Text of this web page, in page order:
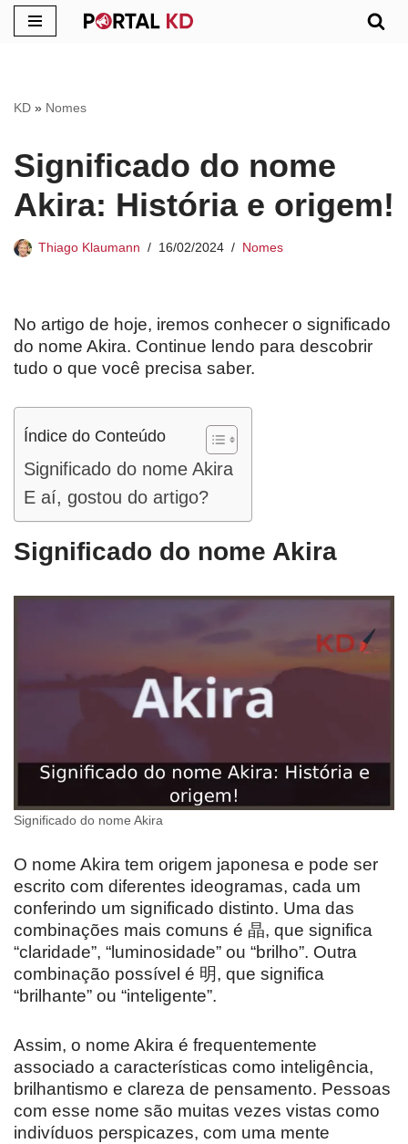
conteúdo
KD » Nomes
Significado do nome
Akira: História e origem!
Thiago Klaumann 16/02/2024 Nomes
No artigo de hoje, iremos conhecer o significado
do nome Akira. Continue lendo para descobrir
tudo o que você precisa saber.
Índice do Conteúdo
Significado do nome Akira
E aí, gostou do artigo?
Significado do nome Akira
Significado do nome Akira
O nome Akira tem origem japonesa e pode ser
escrito com diferentes ideogramas, cada um
conferindo um significado distinto. Uma das
combinações mais comuns é 晶, que significa
“claridade”, “luminosidade” ou “brilho”. Outra
combinação possível é 明, que significa
“brilhante” ou “inteligente”.
Assim, o nome Akira é frequentemente
associado a características como inteligência,
brilhantismo e clareza de pensamento. Pessoas
com esse nome são muitas vezes vistas como
indivíduos perspicazes, com uma mente